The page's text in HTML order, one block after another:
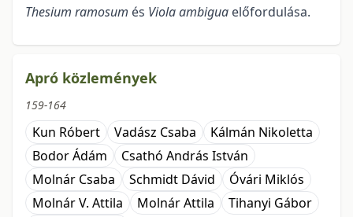
Thesium ramosum és Viola ambigua előfordulása.
Apró közlemények
159-164
Kun Róbert Vadász Csaba
Kálmán Nikoletta
Bodor Ádám
Csathó András István
Molnár Csaba
Schmidt Dávid
Óvári Miklós
Molnár V. Attila
Molnár Attila
Tihanyi Gábor